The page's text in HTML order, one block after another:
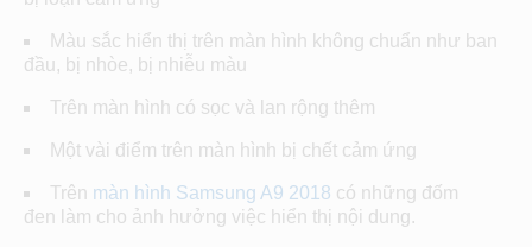
Màu sắc hiển thị trên màn hình không chuẩn như ban
đầu, bị nhòe, bị nhiễu màu
Trên màn hình có sọc và lan rộng thêm
Một vài điểm trên màn hình bị chết cảm ứng
Trên màn hình Samsung A9 2018 có những đốm
đen làm cho ảnh hưởng việc hiển thị nội dung.